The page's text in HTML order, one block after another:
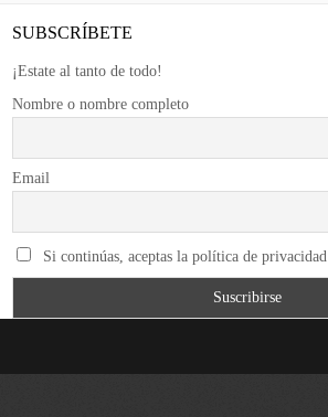
SUBSCRÍBETE
¡Estate al tanto de todo!
Nombre o nombre completo
Email
Si continúas, aceptas la política de privacidad